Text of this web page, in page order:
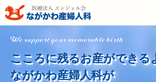
We support your memorable birth
こころに残るお産ができる
ながかわ産婦人科が